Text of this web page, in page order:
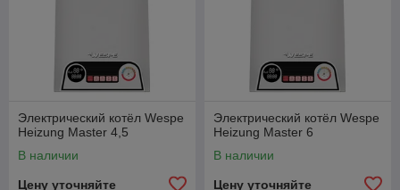
Электрический котёл Wespe
Heizung Master 4,5
В наличии
Цену уточняйте
Электрический котёл Wespe
Heizung Master 6
В наличии
Цену уточняйте